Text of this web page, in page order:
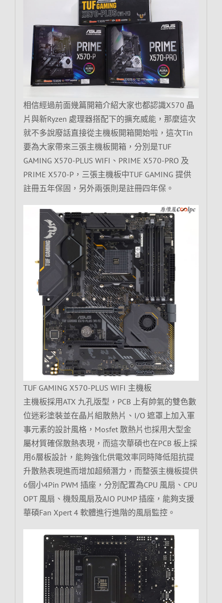
相信經過前面幾篇開箱介紹大家也都認識X570 晶
片與新Ryzen 處理器搭配下的擴充威能，那麼這次
就不多說廢話直接從主機板開箱開始啦，這次Tin
要為大家帶來三張主機板開箱，分別是TUF
GAMING X570-PLUS WIFI、PRIME X570-PRO 及
PRIME X570-P，三張主機板中TUF GAMING 提供
註冊五年保固，另外兩張則是註冊四年保。
TUF GAMING X570-PLUS WIFI 主機板
主機板採用ATX 九孔版型，PCB 上有帥氣的雙色數
位迷彩塗裝並在晶片組散熱片、I/O 遮罩上加入軍
事元素的設計風格，Mosfet 散熱片也採用大型金
屬材質確保散熱表現，而這次華碩也在PCB 板上採
用6層板設計，能夠強化供電效率同時降低阻抗提
升散熱表現進而增加超頻潛力，而整張主機板提供
6個小4Pin PWM 插座，分別配置為CPU 風扇、CPU
OPT 風扇、機殼風扇及AIO PUMP 插座，能夠支援
華碩Fan Xpert 4 軟體進行進階的風扇監控。